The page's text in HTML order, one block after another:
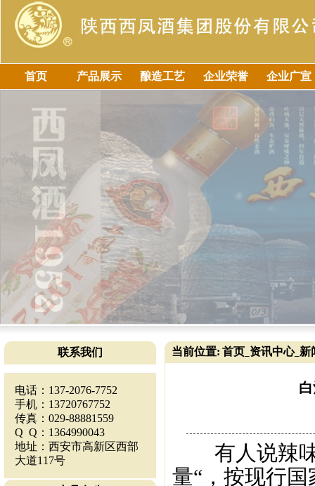
首页 产品展示 酿造工艺 企业荣誉 企业广宣
联系我们
电话：137-2076-7752
手机：13720767752
传真：029-88881559
Q Q：1364990043
地址：西安市高新区西部
大道117号
当前位置: 首页 资讯中心_ 新
有人说辣味
量“，按现行